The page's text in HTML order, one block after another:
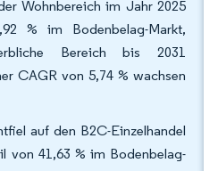
Wohnbereich im Jahr 2025
% im Bodenbelag-Markt,
Bereich bis 2031
CAGR von 5,74 % wachsen
auf den B2C-Einzelhandel
von 41,63 % im Bodenbelag-